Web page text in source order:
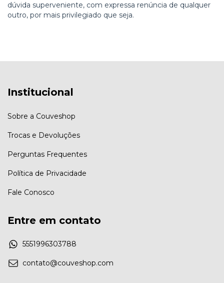
dúvida superveniente, com expressa renúncia de qualquer
outro, por mais privilegiado que seja.
Institucional
Sobre a Couveshop
Trocas e Devoluções
Perguntas Frequentes
Política de Privacidade
Fale Conosco
Entre em contato
5551996303788
contato@couveshop.com